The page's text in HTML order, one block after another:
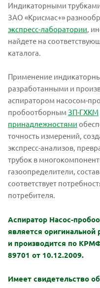
Индикаторными
ЗАО «Крисмас+»
экспресс-лаборатории,
найдете на
каталога.
Применение
разработанными и
аспиратором насосом-
пробоотборным ЗП-ГХКМ
принадлежностями
точность измерений,
экспресс-анализов,
трубок в
газоопределители,
соответствует
потребителя.
Аспиратор Насос-
является
и производится по
89701 от 10.12.2009.
Имеет свидетельство